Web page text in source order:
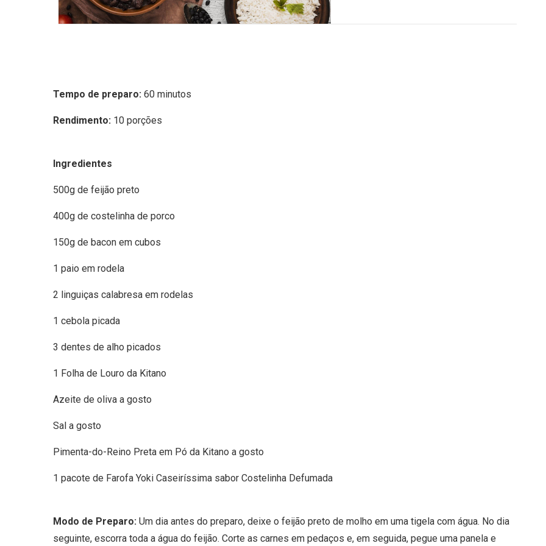
Tempo de preparo: 60 minutos
Rendimento: 10 porções
Ingredientes
500g de feijão preto
400g de costelinha de porco
150g de bacon em cubos
1 paio em rodela
2 linguiças calabresa em rodelas
1 cebola picada
3 dentes de alho picados
1 Folha de Louro da Kitano
Azeite de oliva a gosto
Sal a gosto
Pimenta-do-Reino Preta em Pó da Kitano a gosto
1 pacote de Farofa Yoki Caseiríssima sabor Costelinha Defumada
Modo de Preparo: Um dia antes do preparo, deixe o feijão preto de molho em uma tigela com água. No dia
seguinte, escorra toda a água do feijão. Corte as carnes em pedaços e, em seguida, pegue uma panela e